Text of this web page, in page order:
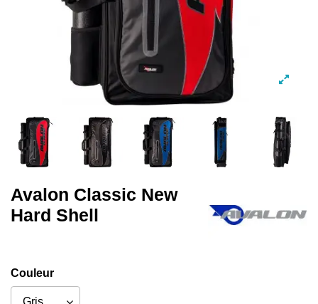
Avalon Classic New
Hard Shell
Couleur